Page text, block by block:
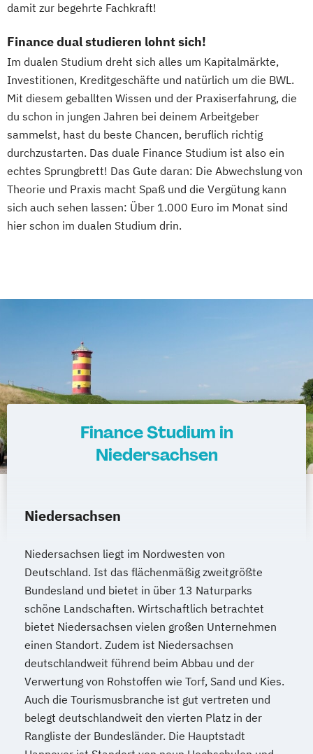
damit zur begehrte Fachkraft!
Finance dual studieren lohnt sich!
Im dualen Studium dreht sich alles um Kapitalmärkte,
Investitionen, Kreditgeschäfte und natürlich um die BWL.
Mit diesem geballten Wissen und der Praxiserfahrung, die
du schon in jungen Jahren bei deinem Arbeitgeber
sammelst, hast du beste Chancen, beruflich richtig
durchzustarten. Das duale Finance Studium ist also ein
echtes Sprungbrett! Das Gute daran: Die Abwechslung von
Theorie und Praxis macht Spaß und die Vergütung kann
sich auch sehen lassen: Über 1.000 Euro im Monat sind
hier schon im dualen Studium drin.
Finance Studium in
Niedersachsen
Niedersachsen
Niedersachsen liegt im Nordwesten von
Deutschland. Ist das flächenmäßig zweitgrößte
Bundesland und bietet in über 13 Naturparks
schöne Landschaften. Wirtschaftlich betrachtet
bietet Niedersachsen vielen großen Unternehmen
einen Standort. Zudem ist Niedersachsen
deutschlandweit führend beim Abbau und der
Verwertung von Rohstoffen wie Torf, Sand und Kies.
Auch die Tourismusbranche ist gut vertreten und
belegt deutschlandweit den vierten Platz in der
Rangliste der Bundesländer. Die Hauptstadt